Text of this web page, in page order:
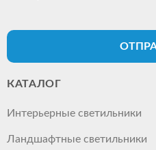
КАТАЛОГ
Интерьерные светильники
Ландшафтные светильники